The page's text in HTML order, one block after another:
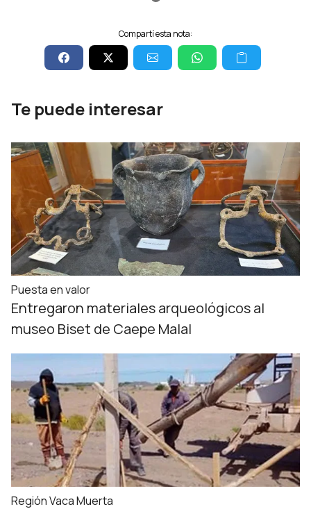
Compartí esta nota:
Te puede interesar
Puesta en valor
Entregaron materiales arqueológicos al
museo Biset de Caepe Malal
Región Vaca Muerta